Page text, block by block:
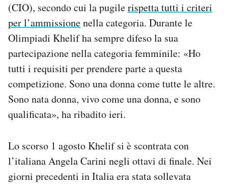
(CIO), secondo cui la pugilerispetta tutti i criteri
per l’ammissionenella categoria. Durante le
Olimpiadi Khelif ha sempre difeso la sua
partecipazione nella categoria femminile: «Ho
tutti i requisiti per prendere parte a questa
competizione. Sono una donna come tutte le altre.
Sono nata donna, vivo come una donna, e sono
qualificata», ha ribadito ieri.
Lo scorso 1 agosto Khelif si è scontrata con
l’italiana Angela Carini negli ottavi di finale. Nei
giorni precedenti in Italia era stata sollevata